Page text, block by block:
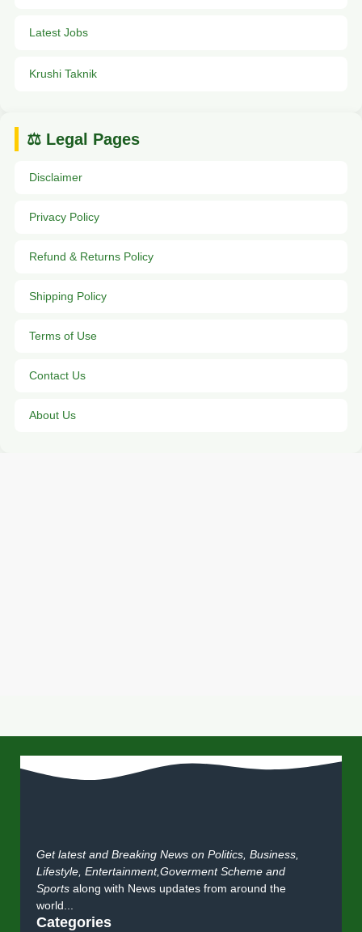
Latest Jobs
Krushi Taknik
⚖️ Legal Pages
Disclaimer
Privacy Policy
Refund & Returns Policy
Shipping Policy
Terms of Use
Contact Us
About Us
Get latest and Breaking News on Politics, Business,
Lifestyle, Entertainment,Goverment Scheme and
Sports along with News updates from around the
world...
Categories